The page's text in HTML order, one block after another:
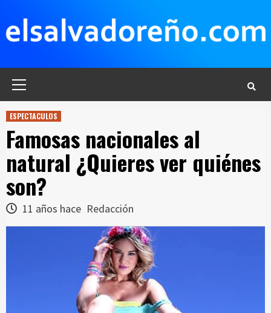
contenido
ESPECTACULOS
Famosas nacionales al
natural ¿Quieres ver quiénes
son?
11 años hace Redacción